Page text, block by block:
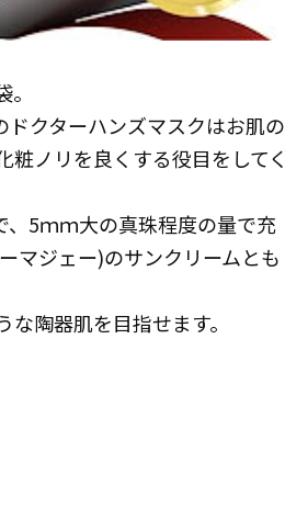
ドクターハンズマスクはお肌の
ノリを良くする役目をしてく
、5ｍｍ大の真珠程度の量で充
マジェー)のサンクリームとも
陶器肌を目指せます。